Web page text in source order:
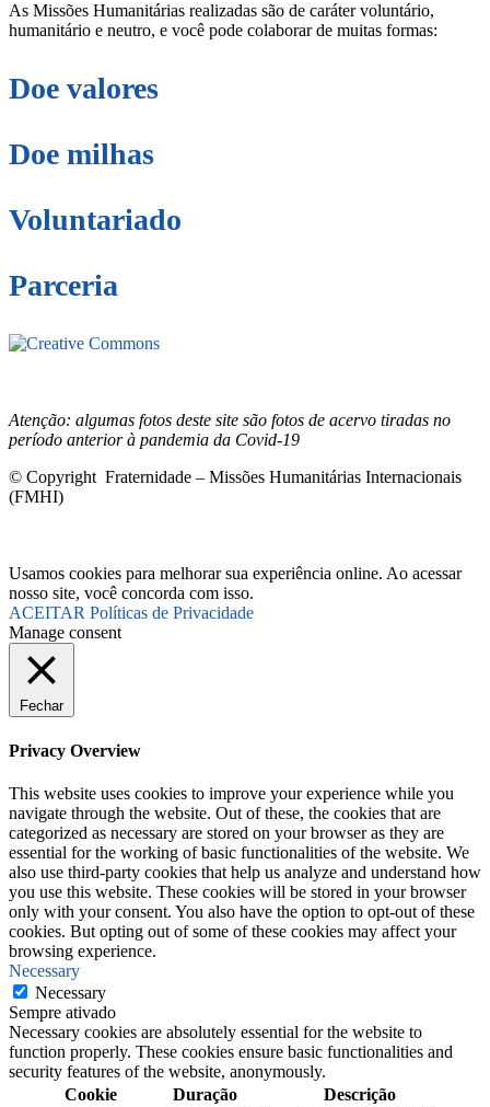
As Missões Humanitárias realizadas são de caráter voluntário,
humanitário e neutro, e você pode colaborar de muitas formas:
Doe valores
Doe milhas
Voluntariado
Parceria
Atenção: algumas fotos deste site são fotos de acervo tiradas no
período anterior à pandemia da Covid-19
© Copyright Fraternidade – Missões Humanitárias Internacionais
(FMHI)
Usamos cookies para melhorar sua experiência online. Ao acessar
nosso site, você concorda com isso.
ACEITAR Políticas de Privacidade
Manage consent
Fechar
Privacy Overview
This website uses cookies to improve your experience while you
navigate through the website. Out of these, the cookies that are
categorized as necessary are stored on your browser as they are
essential for the working of basic functionalities of the website. We
also use third-party cookies that help us analyze and understand how
you use this website. These cookies will be stored in your browser
only with your consent. You also have the option to opt-out of these
cookies. But opting out of some of these cookies may affect your
browsing experience.
Necessary
Necessary
Sempre ativado
Necessary cookies are absolutely essential for the website to
function properly. These cookies ensure basic functionalities and
security features of the website, anonymously.
Cookie
Duração Descrição